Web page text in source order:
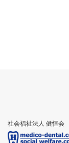
社会福祉法人 健恒会